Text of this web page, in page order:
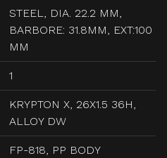
STEEL, DIA. 22.2 MM,
BARBORE: 31.8MM, EXT:100
MM
1
KRYPTON X, 26X1.5 36H,
ALLOY DW
FP-818, PP BODY